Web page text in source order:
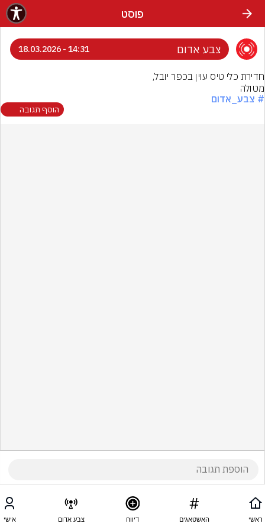
פוסט
צבע אדום 14:31 - 18.03.2026
מטולה
# צבע_אדום
הוסף תגובה
ראשי האשטאגים דיווח צבע אדום אישי